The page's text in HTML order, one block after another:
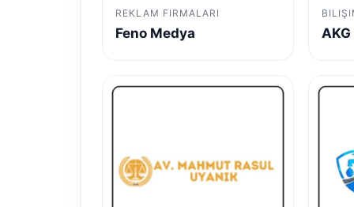
REKLAM FIRMALARI
Feno Medya